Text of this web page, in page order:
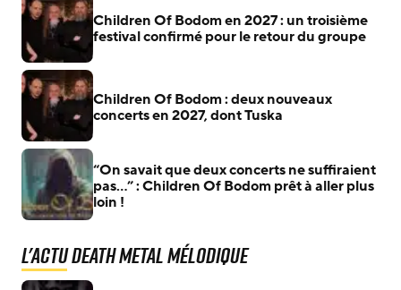
Children Of Bodom en 2027 : un troisième
festival confirmé pour le retour du groupe
Children Of Bodom : deux nouveaux
concerts en 2027, dont Tuska
“On savait que deux concerts ne suffiraient
pas…” : Children Of Bodom prêt à aller plus
loin !
L'actu Death Metal Mélodique